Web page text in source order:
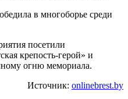
посетили
крепость-герой» и
огню мемориала.
Источник: onlinebrest.by